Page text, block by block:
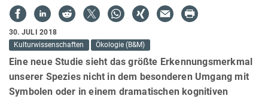
30. JULI 2018
Kulturwissenschaften
Ökologie (B&M)
Eine neue Studie sieht das größte Erkennungsmerkmal
unserer Spezies nicht in dem besonderen Umgang mit
Symbolen oder in einem dramatischen kognitiven